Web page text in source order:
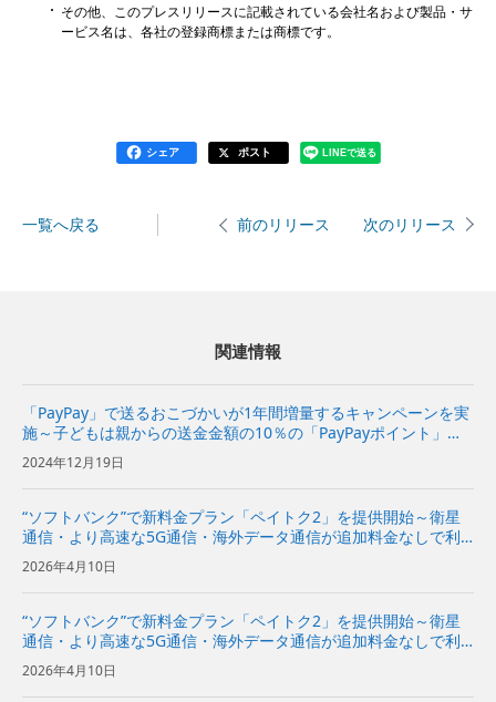
その他、このプレスリリースに記載されている会社名および製品・サ
ービス名は、各社の登録商標または商標です。
シェア ポスト LINEで送る
一覧へ戻る 前のリリース 次のリリース
関連情報
「PayPay」で送るおこづかいが1年間増量するキャンペーンを実
施～子どもは親からの送金金額の10％の「PayPayポイント」が
追加でもらえる！ 親子で“ソフトバンク”かつ親が「ペイトク」を
ご利用の場合は、親子それぞれに20％を付与！～ |...
2024年12月19日
“ソフトバンク”で新料金プラン「ペイトク2」を提供開始～衛星
通信・より高速な5G通信・海外データ通信が追加料金なしで利
用でき、経済圏特典の拡充でPayPayポイント付与率が従来プラ
ンの2倍に～
2026年4月10日
“ソフトバンク”で新料金プラン「ペイトク2」を提供開始～衛星
通信・より高速な5G通信・海外データ通信が追加料金なしで利
用でき、経済圏特典の拡充でPayPayポイント付与率が従来プラ
ンの2倍に～
2026年4月10日